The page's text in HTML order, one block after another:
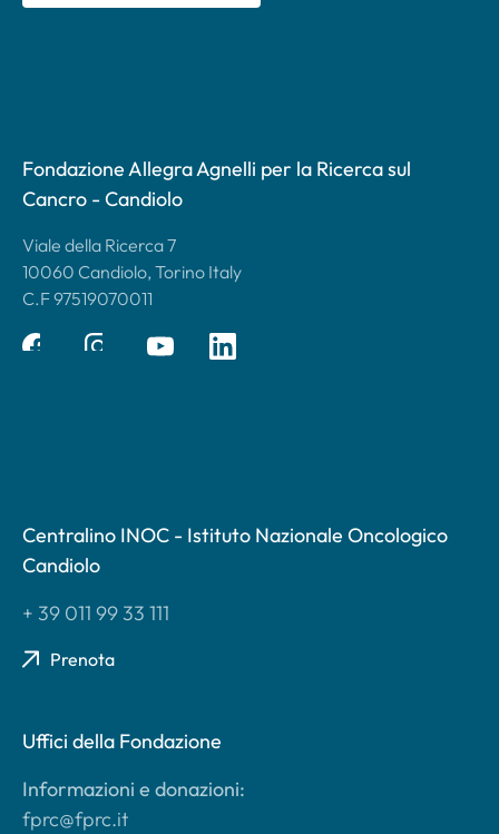
Fondazione Allegra Agnelli per la Ricerca sul
Cancro - Candiolo
Viale della Ricerca 7
10060 Candiolo, Torino Italy
C.F 97519070011
Centralino INOC - Istituto Nazionale Oncologico
Candiolo
+ 39 011 99 33 111
Prenota
Uffici della Fondazione
Informazioni e donazioni:
fprc@fprc.it